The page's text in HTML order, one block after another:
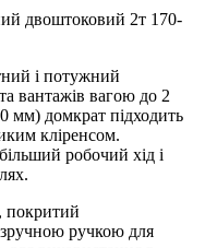
двоштоковий 2т 170-
і потужний
вантажів вагою до 2
мм) домкрат підходить
кліренсом.
робочий хід і
покритий
ручкою для